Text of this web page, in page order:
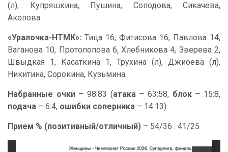
(л), Купряшкина, Пушина, Солодова, Сикачева,
Акопова.
«Уралочка-НТМК»: Тица 16, Фитисова 16, Павлова 14,
Ваганова 10, Протопопова 6, Хлебникова 4, Зверева 2,
Швыдкая 1, Касаткина 1, Трухина (л), Джиоева (л),
Никитина, Сорокина, Кузьмина.
Набранные очки– 98:83 (атака– 63:58, блок– 15:8,
подача – 6:4, ошибки соперника – 14:13)
Прием % (позитивный/отличный) – 54/36 : 41/25